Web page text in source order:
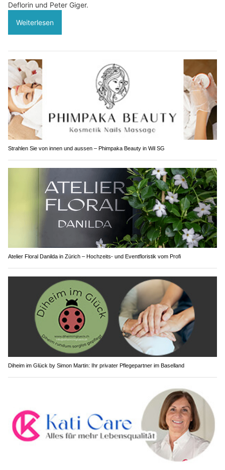
Deflorin und Peter Giger.
Weiterlesen
Strahlen Sie von innen und aussen – Phimpaka Beauty in Wil SG
Atelier Floral Danilda in Zürich – Hochzeits- und Eventfloristik vom Profi
Diheim im Glück by Simon Martin: Ihr privater Pflegepartner im Baselland